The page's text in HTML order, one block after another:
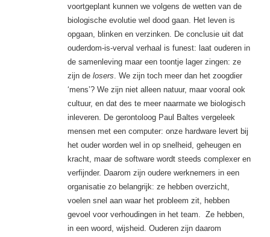
voortgeplant kunnen we volgens de wetten van de
biologische evolutie wel dood gaan. Het leven is
opgaan, blinken en verzinken. De conclusie uit dat
ouderdom-is-verval verhaal is funest: laat ouderen in
de samenleving maar een toontje lager zingen: ze
zijn de losers. We zijn toch meer dan het zoogdier
‘mens’? We zijn niet alleen natuur, maar vooral ook
cultuur, en dat des te meer naarmate we biologisch
inleveren. De gerontoloog Paul Baltes vergeleek
mensen met een computer: onze hardware levert bij
het ouder worden wel in op snelheid, geheugen en
kracht, maar de software wordt steeds complexer en
verfijnder. Daarom zijn oudere werknemers in een
organisatie zo belangrijk: ze hebben overzicht,
voelen snel aan waar het probleem zit, hebben
gevoel voor verhoudingen in het team. Ze hebben,
in een woord, wijsheid. Ouderen zijn daarom